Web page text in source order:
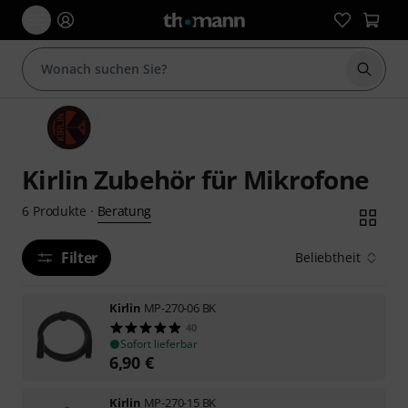
Suche
Kirlin Zubehör für Mikrofone
6 Produkte · Beratung
Filter Beliebtheit
Kirlin MP-270-06 BK
40
Sofort lieferbar
6,90 €
Kirlin MP-270-15 BK